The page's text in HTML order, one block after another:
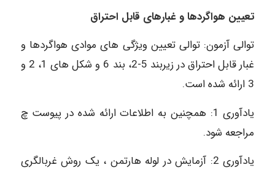
تعیین هواگردها و غبارهای قابل احتراق
توالی آزمون: توالی تعیین ویژگی های موادی هواگردها و
غبار قابل احتراق در زیربند 5-2، بند 6 و شکل های 1، 2 و
3 ارائه شده است.
یادآوری 1: همچنین به اطلاعات ارائه شده در پیوست چ
مراجعه شود.
یادآوری 2: آزمایش در لوله هارتمن ، یک روش غربالگری